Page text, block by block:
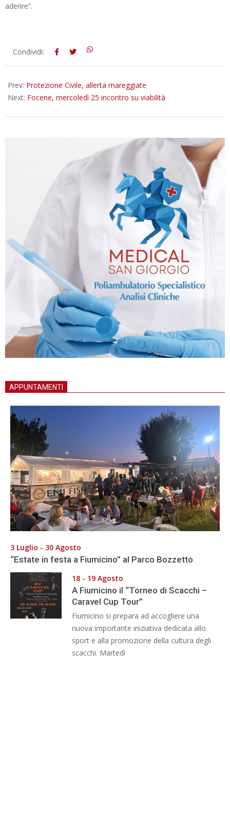
aderire”.
2016-
Condividi:
Prev: Protezione Civile, allerta mareggiate
Next: Focene, mercoledì 25 incontro su viabilità
APPUNTAMENTI
3 Luglio - 30 Agosto
“Estate in festa a Fiumicino” al Parco Bozzetto
18 - 19 Agosto
A Fiumicino il “Torneo di Scacchi –
Caravel Cup Tour”
Fiumicino si prepara ad accogliere una
nuova importante iniziativa dedicata allo
sport e alla promozione della cultura degli
scacchi. Martedì